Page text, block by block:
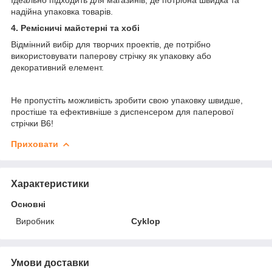
надійна упаковка товарів.
4. Ремісничі майстерні та хобі
Відмінний вибір для творчих проектів, де потрібно
використовувати паперову стрічку як упаковку або
декоративний елемент.
Не пропустіть можливість зробити свою упаковку швидше,
простіше та ефективніше з диспенсером для паперової
стрічки B6!
Приховати
Характеристики
Основні
Виробник
Cyklop
Умови доставки